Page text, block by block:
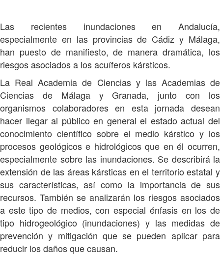
Las recientes inundaciones en Andalucía,
especialmente en las provincias de Cádiz y Málaga,
han puesto de manifiesto, de manera dramática, los
riesgos asociados a los acuíferos kársticos.
La Real Academia de Ciencias y las Academias de
Ciencias de Málaga y Granada, junto con los
organismos colaboradores en esta jornada desean
hacer llegar al público en general el estado actual del
conocimiento científico sobre el medio kárstico y los
procesos geológicos e hidrológicos que en él ocurren,
especialmente sobre las inundaciones. Se describirá la
extensión de las áreas kársticas en el territorio estatal y
sus características, así como la importancia de sus
recursos. También se analizarán los riesgos asociados
a este tipo de medios, con especial énfasis en los de
tipo hidrogeológico (inundaciones) y las medidas de
prevención y mitigación que se pueden aplicar para
reducir los daños que causan.